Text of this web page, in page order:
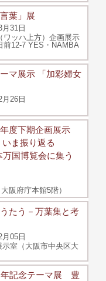
葉」展
31日
ワッハ上方）企画展示
前12-7 YES・NAMBA
マ展示 「加彩婦女
26日
度下期企画展示
いま振り返る
万国博覧会に集う
阪府庁本館5階）
たう－万葉集と考
05日
室（大阪市中央区大
年記念テーマ展 豊